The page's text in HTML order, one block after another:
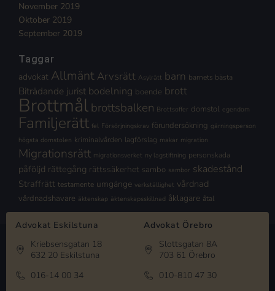
November 2019
Oktober 2019
September 2019
Taggar
advokat Allmänt Arvsrätt Asylrätt barn barnets bästa
Biträdande jurist bodelning boende brott
Brottmålbrottsbalken Brottsoffer domstol egendom
Familjerätt fel Försörjningskrav förundersökning gärningsperson
högsta domstolen kriminalvården lagförslag makar migration
Migrationsrätt migrationsverket ny lagstiftning personskada
påföljd rättegång rättssäkerhet sambo sambor skadestånd
Straffrätt testamente umgänge verkställighet vårdnad
vårdnadshavare äktenskap äktenskapsskillnad åklagare åtal
Advokat Eskilstuna
Kriebsensgatan 18
632 20 Eskilstuna
016-14 00 34
Advokat Örebro
Slottsgatan 8A
703 61 Örebro
010-810 47 30